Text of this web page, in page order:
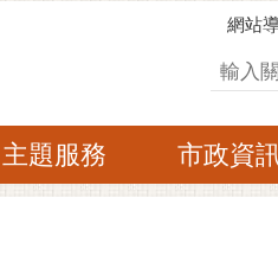
網站
搜尋
主題服務 市政資